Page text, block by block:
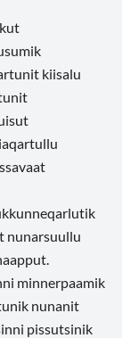
kiisalu
nunarsuullu
minnerpaamik
nunanit
pissutsinik